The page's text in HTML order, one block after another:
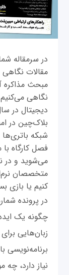
مقالات
مبحث مذاکره
نگاهی
بلاک‌چین در
شبکه
فصل کارگاه
می‌شوید و در
متخصصان
کنیم یا بازی
چگونه یک
زبان‌هایی
نیاز دارد،